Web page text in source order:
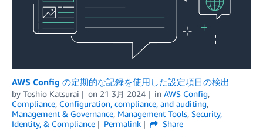
AWS Config の定期的な記録を使用した設定項目の検出
by Toshio Katsurai on 21 3月 2024 in AWS Config,
Compliance, Configuration, compliance, and auditing,
Management & Governance, Management Tools, Security,
Identity, & Compliance
Permalink
Share